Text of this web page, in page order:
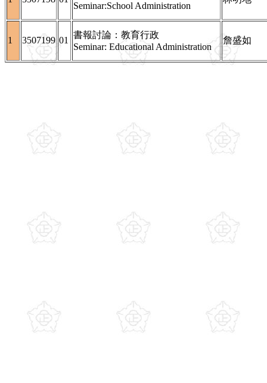
Seminar:School Administration
1 3507199 01
書報討論：教育行政
Seminar: Educational Administration
詹盛如